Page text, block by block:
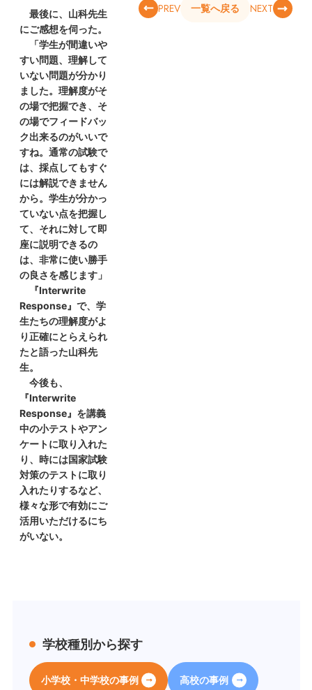
最後に、山科先生
にご感想を伺った。
「学生が間違いや
すい問題、理解して
いない問題が分かり
ました。理解度がそ
の場で把握でき、そ
の場でフィードバッ
ク出来るのがいいで
すね。通常の試験で
は、採点してもすぐ
には解説できません
から。学生が分かっ
ていない点を把握し
て、それに対して即
座に説明できるの
は、非常に使い勝手
の良さを感じます」
『Interwrite
Response』で、学
生たちの理解度がよ
り正確にとらえられ
たと語った山科先
生。
今後も、
『Interwrite
Response』を講義
中の小テストやアン
ケートに取り入れた
り、時には国家試験
対策のテストに取り
入れたりするなど、
様々な形で有効にご
活用いただけるにち
がいない。
PREV 一覧へ戻る NEXT
学校種別から探す
小学校・中学校の事例 高校の事例